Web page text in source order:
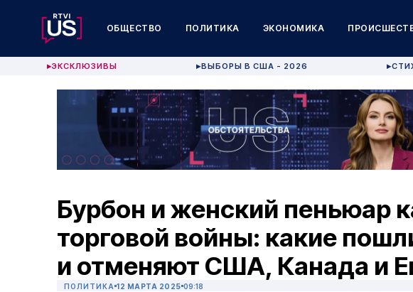
ОБЩЕСТВО ПОЛИТИКА ЭКОНОМИКА
▶ЭКСКЛЮЗИВЫ ▶ВЫБОРЫ В США - 2026 ▶
Бурбон и женский пеньюар
торговой войны: какие
и отменяют США, Канада и
ПОЛИТИКА 12 МАРТА 2025 09:18